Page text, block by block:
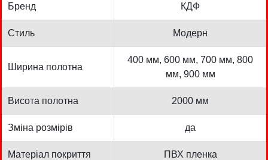
Бренд КДФ
Стиль Модерн
Ширина полотна
400 мм, 600 мм, 700 мм, 800
мм, 900 мм
Висота полотна 2000 мм
Зміна розмірів да
Матеріал покриття ПВХ пленка